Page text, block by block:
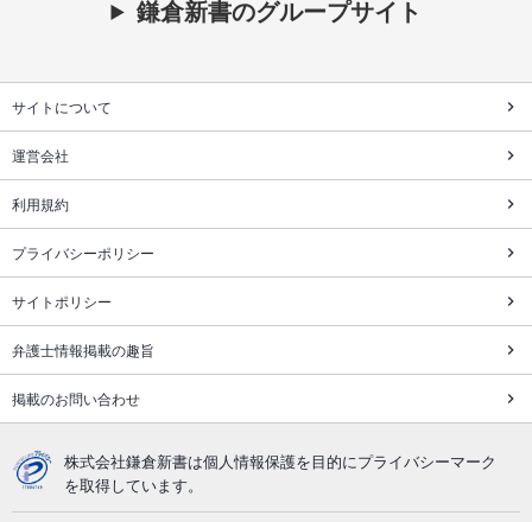
鎌倉新書のグループサイト
サイトについて
運営会社
利用規約
プライバシーポリシー
サイトポリシー
弁護士情報掲載の趣旨
掲載のお問い合わせ
株式会社鎌倉新書は個人情報保護を目的にプライバシーマーク
を取得しています。